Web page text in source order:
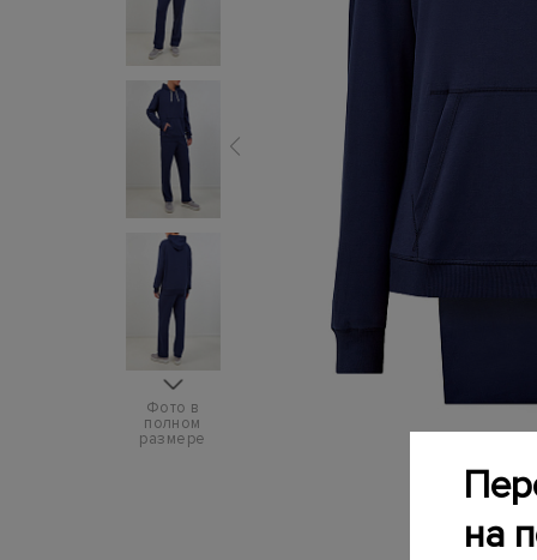
Фото в
полном
размере
на